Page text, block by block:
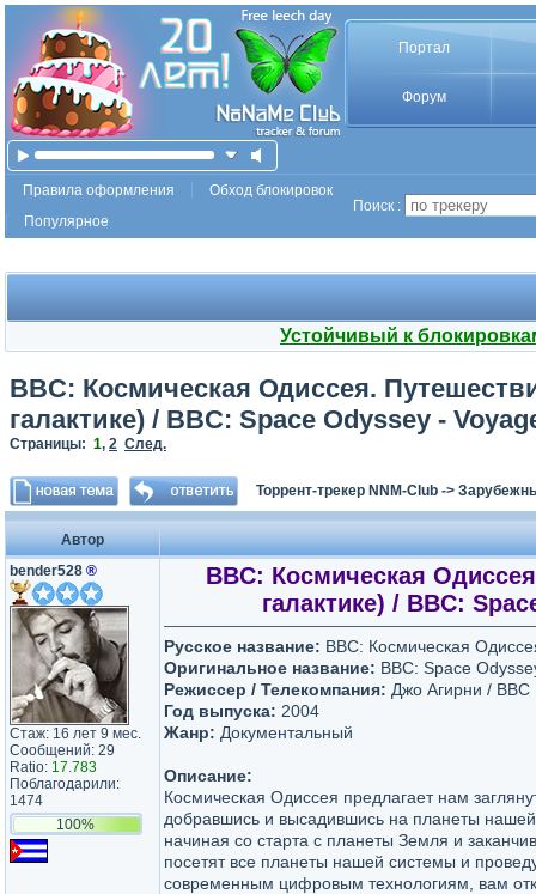
Портал
Форум
Правила оформления
Обход блокировок
Популярное
Поиск :
Устойчивый к
BBC: Космическая Одиссея.
галактике) / BBC: Space Odyssey -
Страницы: 1, 2 След.
Торрент-трекер NNM-Club ->
Автор
bender528 ®
Стаж: 16 лет 9 мес.
Сообщений: 29
Ratio: 17.783
Поблагодарили:
1474
100%
BBC: Космическая
галактике) / BBC:
Русское название: BBC: Космическая
Оригинальное название: BBC: Space
Режиссер / Телекомпания: Джо Агирни / BBC
Год выпуска: 2004
Жанр: Документальный
Описание:
Космическая Одиссея предлагает нам
добравшись и высадившись на планеты
начиная со старта с планеты Земля и
посетят все планеты нашей системы и
современным цифровым технологиям, вам